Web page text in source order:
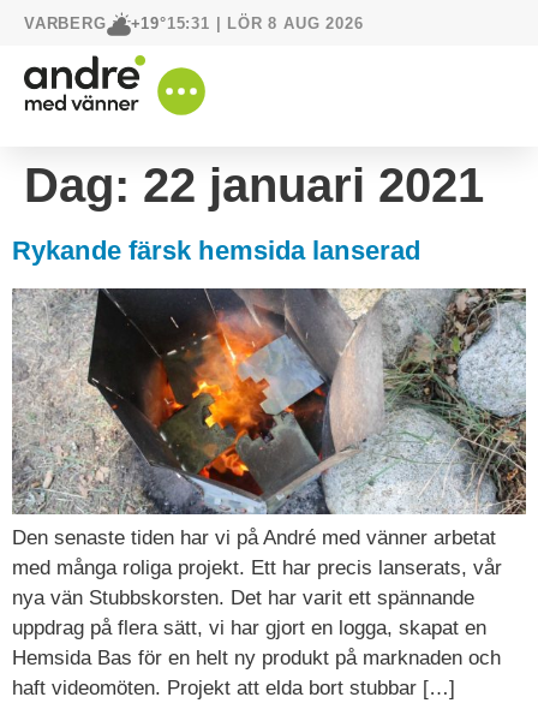
VARBERG +19°15:31 | LÖR 8 AUG 2026
Dag: 22 januari 2021
Rykande färsk hemsida lanserad
Den senaste tiden har vi på André med vänner arbetat
med många roliga projekt. Ett har precis lanserats, vår
nya vän Stubbskorsten. Det har varit ett spännande
uppdrag på flera sätt, vi har gjort en logga, skapat en
Hemsida Bas för en helt ny produkt på marknaden och
haft videomöten. Projekt att elda bort stubbar […]